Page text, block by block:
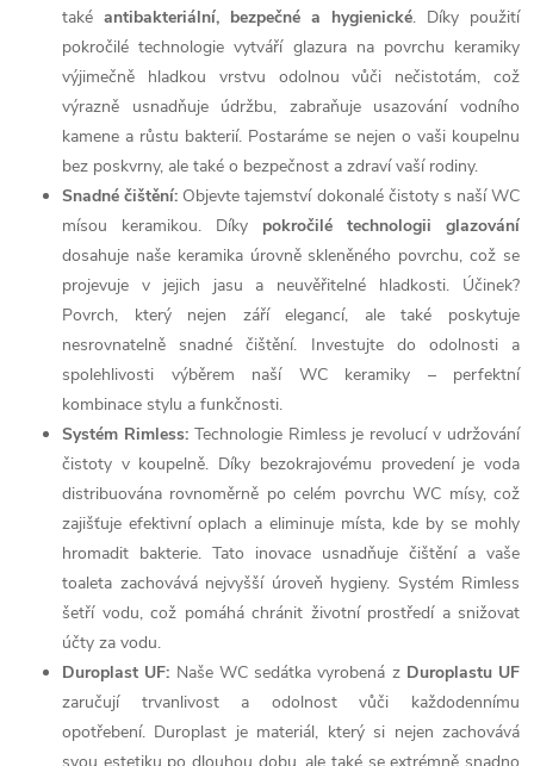
také antibakteriální, bezpečné a hygienické. Díky použití
pokročilé technologie vytváří glazura na povrchu keramiky
výjimečně hladkou vrstvu odolnou vůči nečistotám, což
výrazně usnadňuje údržbu, zabraňuje usazování vodního
kamene a růstu bakterií. Postaráme se nejen o vaši koupelnu
bez poskvrny, ale také o bezpečnost a zdraví vaší rodiny.
Snadné čištění: Objevte tajemství dokonalé čistoty s naší WC
mísou keramikou. Díky pokročilé technologii glazování
dosahuje naše keramika úrovně skleněného povrchu, což se
projevuje v jejich jasu a neuvěřitelné hladkosti. Účinek?
Povrch, který nejen září elegancí, ale také poskytuje
nesrovnatelně snadné čištění. Investujte do odolnosti a
spolehlivosti výběrem naší WC keramiky – perfektní
kombinace stylu a funkčnosti.
Systém Rimless:Technologie Rimless je revolucí v udržování
čistoty v koupelně. Díky bezokrajovému provedení je voda
distribuována rovnoměrně po celém povrchu WC mísy, což
zajišťuje efektivní oplach a eliminuje místa, kde by se mohly
hromadit bakterie. Tato inovace usnadňuje čištění a vaše
toaleta zachovává nejvyšší úroveň hygieny. Systém Rimless
šetří vodu, což pomáhá chránit životní prostředí a snižovat
účty za vodu.
Duroplast UF: Naše WC sedátka vyrobená zDuroplastu UF
zaručují trvanlivost a odolnost vůči každodennímu
opotřebení. Duroplast je materiál, který si nejen zachovává